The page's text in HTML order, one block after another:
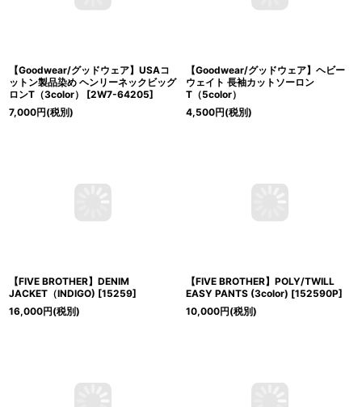
【Goodwear/グッドウェア】USAコ
ットン製品染め ヘンリーネックビッグ
ロンT（3color）
[2W7-64205]
7,000円(税別)
【Goodwear/グッドウェア】ヘビー
ウェイト 長袖カットソーロン
T（5color）
4,500円(税別)
【FIVE BROTHER】DENIM
JACKET（INDIGO) [15259]
16,000円(税別)
【FIVE BROTHER】POLY/TWILL
EASY PANTS (3color) [152590P]
10,000円(税別)